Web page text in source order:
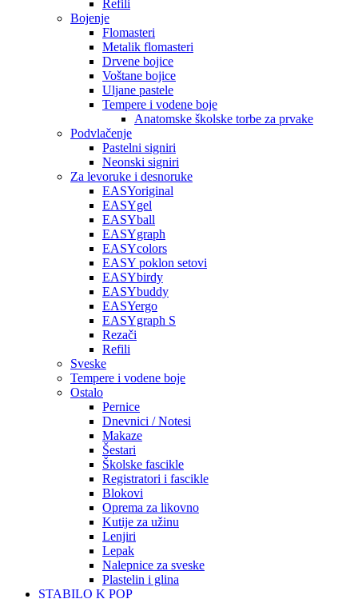
Refili
Bojenje
Flomasteri
Metalik flomasteri
Drvene bojice
Voštane bojice
Uljane pastele
Tempere i vodene boje
Anatomske školske torbe za prvake
Podvlačenje
Pastelni signiri
Neonski signiri
Za levoruke i desnoruke
EASYoriginal
EASYgel
EASYball
EASYgraph
EASYcolors
EASY poklon setovi
EASYbirdy
EASYbuddy
EASYergo
EASYgraph S
Rezači
Refili
Sveske
Tempere i vodene boje
Ostalo
Pernice
Dnevnici / Notesi
Makaze
Šestari
Školske fascikle
Registratori i fascikle
Blokovi
Oprema za likovno
Kutije za užinu
Lenjiri
Lepak
Nalepnice za sveske
Plastelin i glina
STABILO K POP